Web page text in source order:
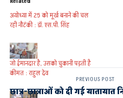
अयोध्या में 25 को मूर्ख बनाने की चल
रही नौटंकी : डॉ. एस.पी. सिंह
जो ईमानदार है, उसको चुकानी पड़ती है
कीमत : राहुल देव
PREVIOUS POST
छात्र-छात्राओं को दी गई यातायात